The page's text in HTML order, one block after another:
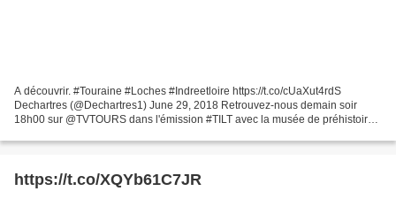
A découvrir. #Touraine #Loches #Indreetloire https://t.co/cUaXut4rdS
Dechartres (@Dechartres1) June 29, 2018 Retrouvez-nous demain soir
18h00 sur @TVTOURS dans l'émission #TILT avec la musée de préhistoire
https://t.co/XQYb61C7JR